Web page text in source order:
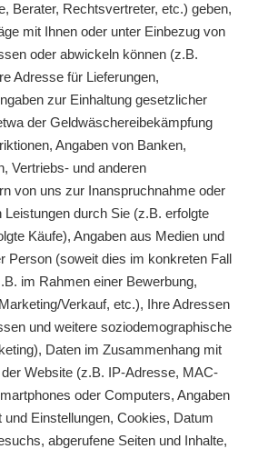
Berater, Rechtsvertreter, etc.) geben,
mit Ihnen oder unter Einbezug von
oder abwickeln können (z.B.
Adresse für Lieferungen,
zur Einhaltung gesetzlicher
der Geldwäschereibekämpfung
Angaben von Banken,
Vertriebs- und anderen
von uns zur Inanspruchnahme oder
Leistungen durch Sie (z.B. erfolgte
Käufe), Angaben aus Medien und
Person (soweit dies im konkreten Fall
im Rahmen einer Bewerbung,
Verkauf, etc.), Ihre Adressen
und weitere soziodemographische
Daten im Zusammenhang mit
Website (z.B. IP-Adresse, MAC-
oder Computers, Angaben
Einstellungen, Cookies, Datum
abgerufene Seiten und Inhalte,